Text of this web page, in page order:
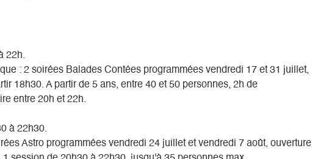
22h.
: 2 soirées Balades Contées programmées vendredi 17 et 31 juillet,
18h30. A partir de 5 ans, entre 40 et 50 personnes, 2h de
entre 20h et 22h.
à 22h30.
Astro programmées vendredi 24 juillet et vendredi 7 août, ouverture